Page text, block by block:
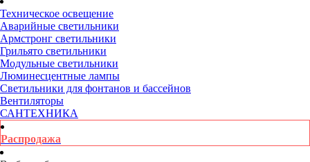
Техническое освещение
Аварийные светильники
Армстронг светильники
Грильято светильники
Модульные светильники
Люминесцентные лампы
Светильники для фонтанов и бассейнов
Вентиляторы
САНТЕХНИКА
Распродажа